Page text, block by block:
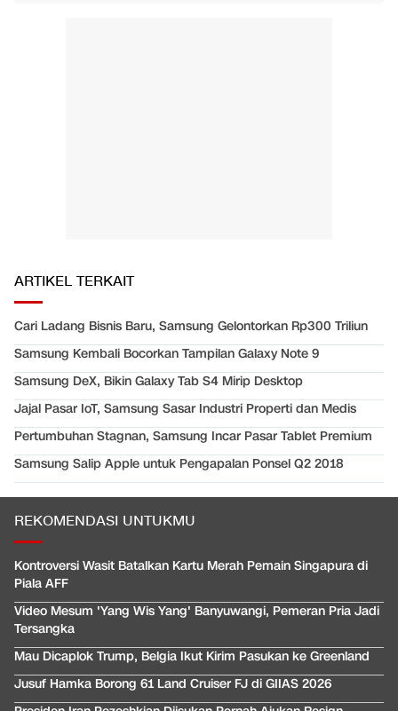
ARTIKEL TERKAIT
Cari Ladang Bisnis Baru, Samsung Gelontorkan Rp300 Triliun
Samsung Kembali Bocorkan Tampilan Galaxy Note 9
Samsung DeX, Bikin Galaxy Tab S4 Mirip Desktop
Jajal Pasar IoT, Samsung Sasar Industri Properti dan Medis
Pertumbuhan Stagnan, Samsung Incar Pasar Tablet Premium
Samsung Salip Apple untuk Pengapalan Ponsel Q2 2018
REKOMENDASI UNTUKMU
Kontroversi Wasit Batalkan Kartu Merah Pemain Singapura di
Piala AFF
Video Mesum 'Yang Wis Yang' Banyuwangi, Pemeran Pria Jadi
Tersangka
Mau Dicaplok Trump, Belgia Ikut Kirim Pasukan ke Greenland
Jusuf Hamka Borong 61 Land Cruiser FJ di GIIAS 2026